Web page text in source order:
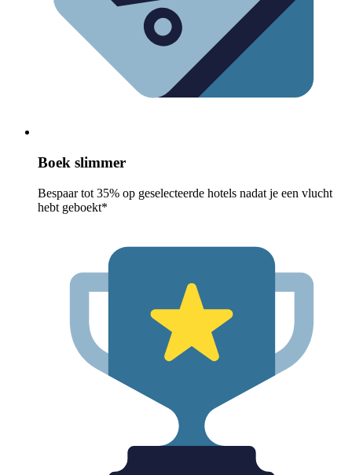
Boek slimmer
Bespaar tot 35% op geselecteerde hotels nadat je een vlucht
hebt geboekt*